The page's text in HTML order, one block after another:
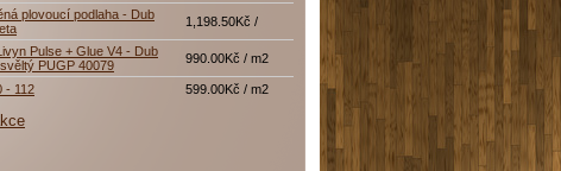
plovoucí podlaha - Dub
1,198.50Kč /
Pulse + Glue V4 - Dub
PUGP 40079
990.00Kč / m2
- 112 599.00Kč / m2